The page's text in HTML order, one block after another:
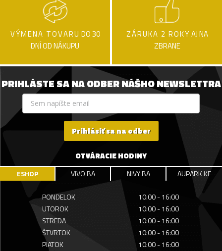
VÝMENA TOVARU DO 30
DNÍ OD NÁKUPU
ZÁRUKA 2 ROKY AJ NA
ZBRANE
PRIHLÁSTE SA NA ODBER NÁŠHO NEWSLETTRA
Prihlásiť sa na odber
OTVÁRACIE HODINY
ESHOP VIVO BA NIVY BA AUPARK KE
PONDELOK
10:00 - 16:00
UTOROK
10:00 - 16:00
STREDA
10:00 - 16:00
ŠTVRTOK
10:00 - 16:00
PIATOK
10:00 - 16:00